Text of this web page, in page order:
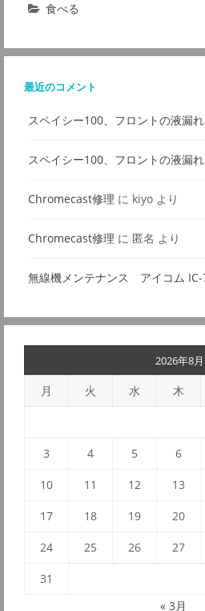
食べる
最近のコメント
スペイシー100、フロントの液漏れ
スペイシー100、フロントの液漏れ
Chromecast修理 に kiyo より
Chromecast修理 に 匿名 より
無線機メンテナンス アイコム IC-
2026年8月
月 火 水 木
3 4 5 6
10 11 12 13
17 18 19 20
24 25 26 27
31
« 3月